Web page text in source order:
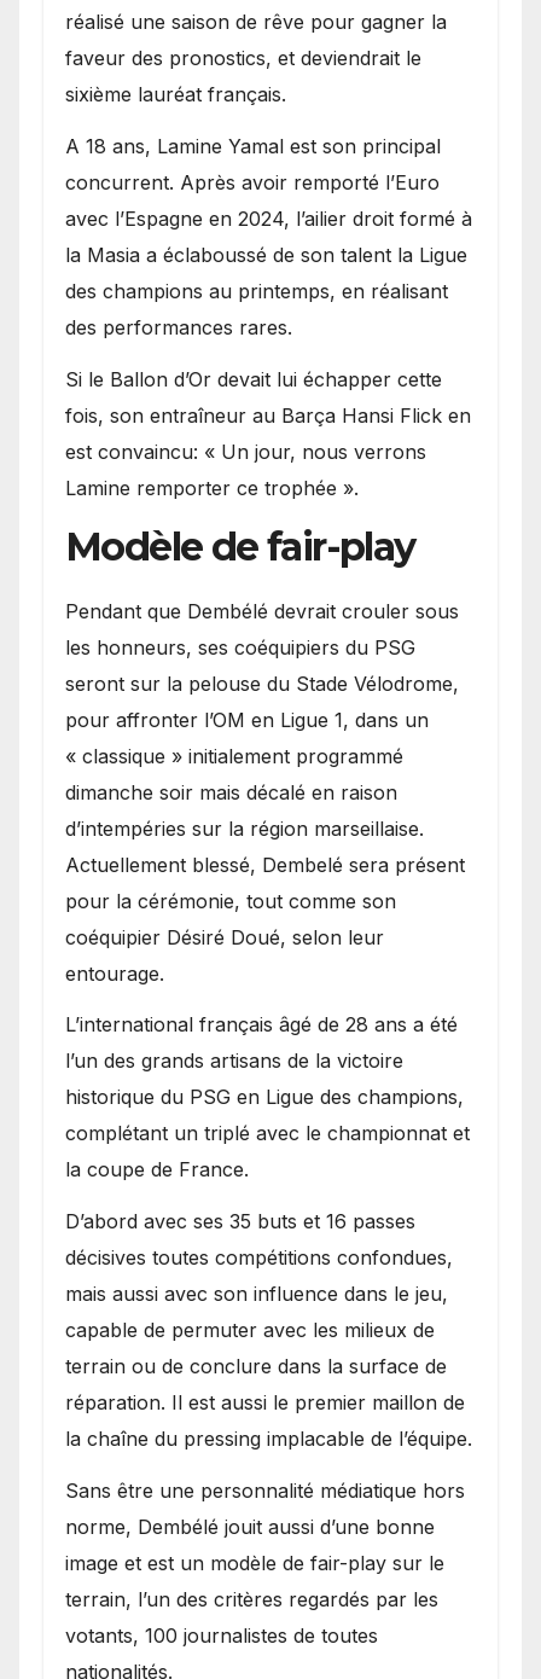
réalisé une saison de rêve pour gagner la
faveur des pronostics, et deviendrait le
sixième lauréat français.
A 18 ans, Lamine Yamal est son principal
concurrent. Après avoir remporté l’Euro
avec l’Espagne en 2024, l’ailier droit formé à
la Masia a éclaboussé de son talent la Ligue
des champions au printemps, en réalisant
des performances rares.
Si le Ballon d’Or devait lui échapper cette
fois, son entraîneur au Barça Hansi Flick en
est convaincu: « Un jour, nous verrons
Lamine remporter ce trophée ».
Modèle de fair-play
Pendant que Dembélé devrait crouler sous
les honneurs, ses coéquipiers du PSG
seront sur la pelouse du Stade Vélodrome,
pour affronter l’OM en Ligue 1, dans un
« classique » initialement programmé
dimanche soir mais décalé en raison
d’intempéries sur la région marseillaise.
Actuellement blessé, Dembelé sera présent
pour la cérémonie, tout comme son
coéquipier Désiré Doué, selon leur
entourage.
L’international français âgé de 28 ans a été
l’un des grands artisans de la victoire
historique du PSG en Ligue des champions,
complétant un triplé avec le championnat et
la coupe de France.
D’abord avec ses 35 buts et 16 passes
décisives toutes compétitions confondues,
mais aussi avec son influence dans le jeu,
capable de permuter avec les milieux de
terrain ou de conclure dans la surface de
réparation. Il est aussi le premier maillon de
la chaîne du pressing implacable de l’équipe.
Sans être une personnalité médiatique hors
norme, Dembélé jouit aussi d’une bonne
image et est un modèle de fair-play sur le
terrain, l’un des critères regardés par les
votants, 100 journalistes de toutes
nationalités.